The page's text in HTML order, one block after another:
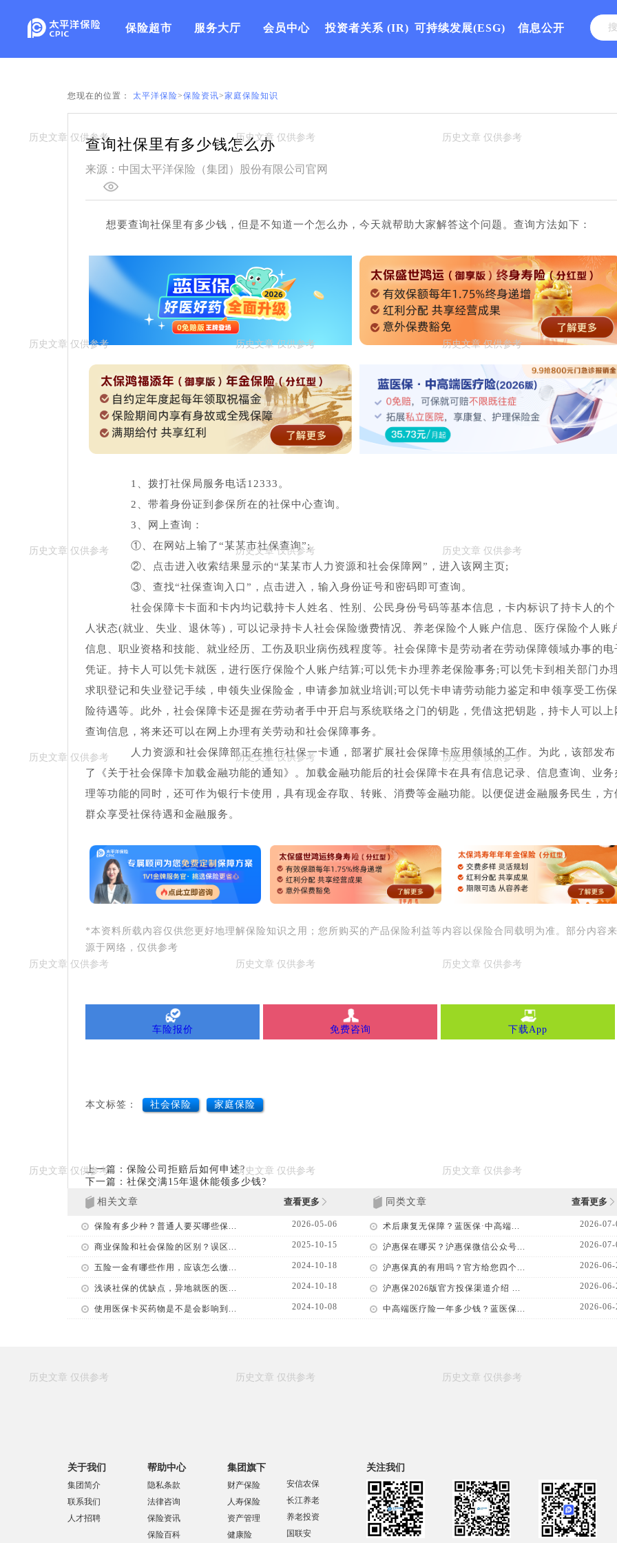
保险超市 服务大厅 会员中心 投资者关系 (IR) 可持续发展(ESG) 信息公开
您现在的位置： 太平洋保险>保险资讯>家庭保险知识
查询社保里有多少钱怎么办
来源：中国太平洋保险（集团）股份有限公司官网
想要查询社保里有多少钱，但是不知道一个怎么办，今天就帮助大家解答这个问题。查询方法如下：
1、拨打社保局服务电话12333。
2、带着身份证到参保所在的社保中心查询。
3、网上查询：
①、在网站上输了“某某市社保查询”;
②、点击进入收索结果显示的“某某市人力资源和社会保障网”，进入该网主页;
③、查找“社保查询入口”，点击进入，输入身份证号和密码即可查询。
社会保障卡卡面和卡内均记载持卡人姓名、性别、公民身份号码等基本信息，卡内标识了持卡人的个
人状态(就业、失业、退休等)，可以记录持卡人社会保险缴费情况、养老保险个人账户信息、医疗保险个人账
信息、职业资格和技能、就业经历、工伤及职业病伤残程度等。社会保障卡是劳动者在劳动保障领域办事的电
凭证。持卡人可以凭卡就医，进行医疗保险个人账户结算;可以凭卡办理养老保险事务;可以凭卡到相关部门办
求职登记和失业登记手续，申领失业保险金，申请参加就业培训;可以凭卡申请劳动能力鉴定和申领享受工伤保
险待遇等。此外，社会保障卡还是握在劳动者手中开启与系统联络之门的钥匙，凭借这把钥匙，持卡人可以上
查询信息，将来还可以在网上办理有关劳动和社会保障事务。
人力资源和社会保障部正在推行社保一卡通，部署扩展社会保障卡应用领域的工作。为此，该部发布
了《关于社会保障卡加载金融功能的通知》。加载金融功能后的社会保障卡在具有信息记录、信息查询、业务
理等功能的同时，还可作为银行卡使用，具有现金存取、转账、消费等金融功能。以便促进金融服务民生，方
群众享受社保待遇和金融服务。
*本资料所载內容仅供您更好地理解保险知识之用；您所购买的产品保险利益等内容以保险合同载明为准。部分内容来
源于网络，仅供参考
车险报价 免费咨询 下载App
本文标签： 社会保险 家庭保险
上一篇：保险公司拒赔后如何申述?
下一篇：社保交满15年退休能领多少钱?
相关文章
查看更多
保险有多少种？普通人要买哪些保... 2026-05-06
商业保险和社会保险的区别？误区... 2025-10-15
五险一金有哪些作用，应该怎么缴... 2024-10-18
浅谈社保的优缺点，异地就医的医... 2024-10-18
使用医保卡买药物是不是会影响到... 2024-10-08
同类文章 查看更多
术后康复无保障？蓝医保·中高端... 2026-07-
沪惠保在哪买？沪惠保微信公众号... 2026-07-
沪惠保真的有用吗？官方给您四个... 2026-06-
沪惠保2026版官方投保渠道介绍 ... 2026-06-
中高端医疗险一年多少钱？蓝医保... 2026-06-
关于我们
集团简介
联系我们
人才招聘
帮助中心
隐私条款
法律咨询
保险资讯
保险百科
集团旗下
财产保险
人寿保险
资产管理
健康险
安信农保
长江养老
养老投资
国联安
关注我们